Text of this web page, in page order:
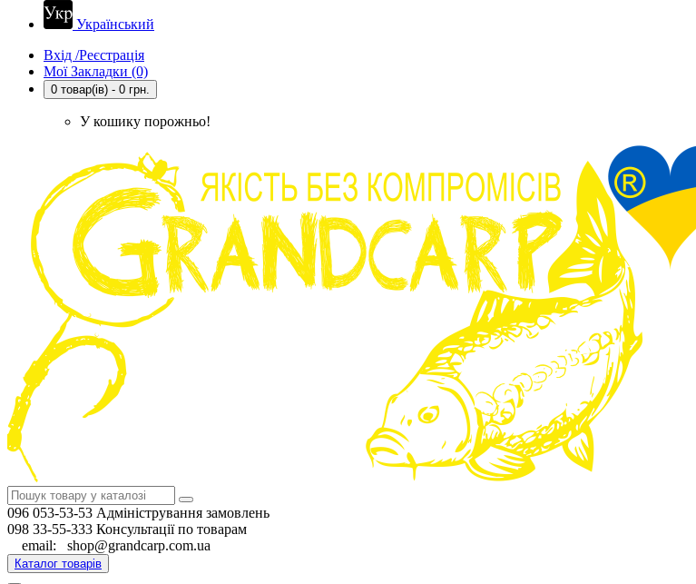
Український
Вхід /Реєстрація
Мої Закладки (0)
0 товар(ів) - 0 грн.
У кошику порожньо!
096 053-53-53 Адміністрування замовлень
098 33-55-333 Консультації по товарам
email: shop@grandcarp.com.ua
Каталог товарів